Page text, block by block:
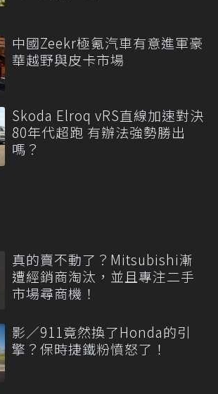
中國Zeekr極氪汽車有意進軍豪
華越野與皮卡市場
Skoda Elroq vRS直線加速對決
80年代超跑 有辦法強勢勝出
嗎？
真的賣不動了？Mitsubishi漸
遭經銷商淘汰，並且專注二手
市場尋商機！
影／911竟然換了Honda的引
擎？保時捷鐵粉憤怒了！